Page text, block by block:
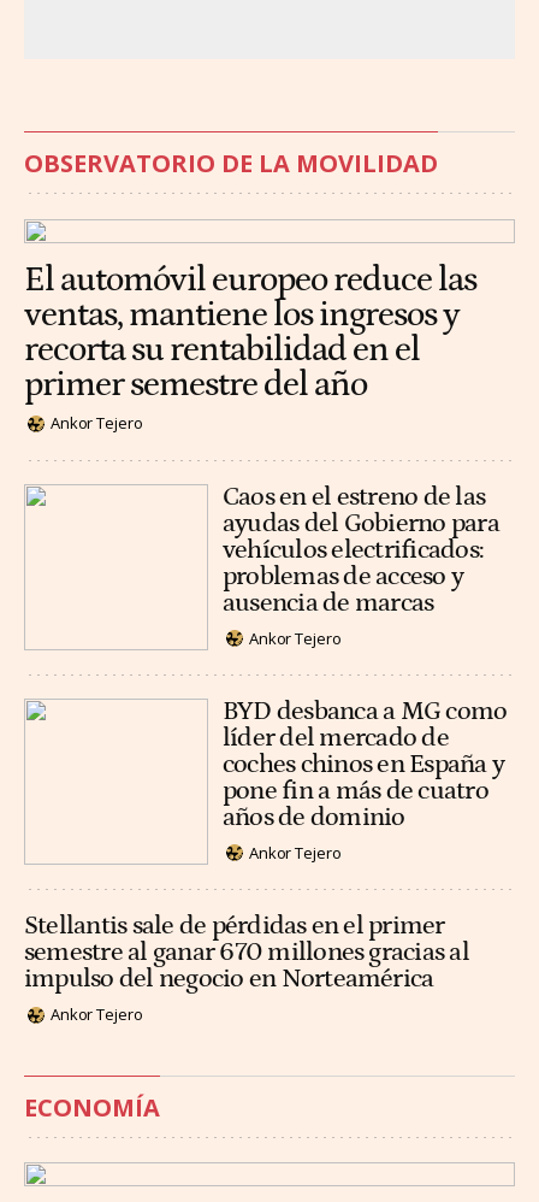
OBSERVATORIO DE LA MOVILIDAD
El automóvil europeo reduce las
ventas, mantiene los ingresos y
recorta su rentabilidad en el
primer semestre del año
Ankor Tejero
Caos en el estreno de las
ayudas del Gobierno para
vehículos electrificados:
problemas de acceso y
ausencia de marcas
Ankor Tejero
BYD desbanca a MG como
líder del mercado de
coches chinos en España y
pone fin a más de cuatro
años de dominio
Ankor Tejero
Stellantis sale de pérdidas en el primer
semestre al ganar 670 millones gracias al
impulso del negocio en Norteamérica
Ankor Tejero
ECONOMÍA